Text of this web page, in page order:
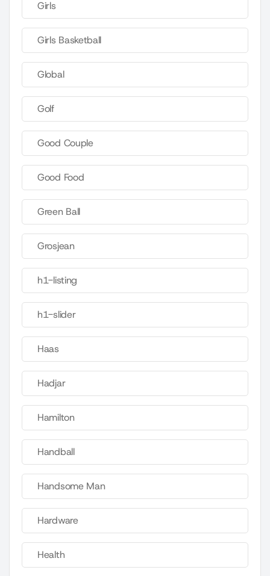
Girls
Girls Basketball
Global
Golf
Good Couple
Good Food
Green Ball
Grosjean
h1-listing
h1-slider
Haas
Hadjar
Hamilton
Handball
Handsome Man
Hardware
Health